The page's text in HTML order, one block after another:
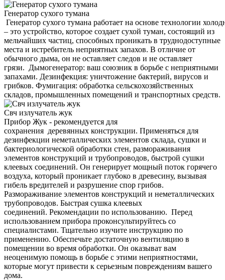
Генератор сухого тумана
Генератор сухого тумана работает на основе технологии
– это устройство, которое создает сухой туман, состоящий из
мельчайших частиц, способных проникать в труднодоступные
места и истребитель неприятных запахов. В отличие от
обычного дыма, он не оставляет следов и не оставляет
грязи. Дымогенератор: ваш союзник в борьбе с неприятными
запахами. Дезинфекция: уничтожение бактерий, вирусов и
грибков. Фумигация: обработка сельскохозяйственных
складов, промышленных помещений и транспортных средств.
Свч излучатель жук
Прибор Жук - рекомендуется для
сохранения деревянных конструкции. Применяться для
дезинфекции неметаллических элементов склада, сушки и
бактериологической обработки стен, размораживания
элементов конструкций и трубопроводов, быстрой сушки
клеевых соединений. Он генерирует мощный поток горячего
воздуха, который проникает глубоко в древесину, вызывая
гибель вредителей и разрушение спор грибов.
Размораживание элементов конструкций и неметаллических
трубопроводов. Быстрая сушка клеевых
соединений. Рекомендации по использованию. Перед
использованием прибора проконсультируйтесь со
специалистами. Тщательно изучите инструкцию по
применению. Обеспечьте достаточную вентиляцию в
помещении во время обработки. Он оказыват вам
неоценимую помощь в борьбе с этими неприятностями,
которые могут привести к серьезным повреждениям вашего
дома.